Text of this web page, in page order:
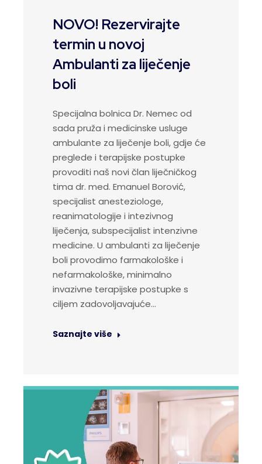
NOVO! Rezervirajte
termin u novoj
Ambulanti za liječenje
boli
Specijalna bolnica Dr. Nemec od
sada pruža i medicinske usluge
ambulante za liječenje boli, gdje će
preglede i terapijske postupke
provoditi naš novi član liječničkog
tima dr. med. Emanuel Borović,
specijalist anesteziologe,
reanimatologije i intezivnog
liječenja, subspecijalist intenzivne
medicine. U ambulanti za liječenje
boli provodimo farmakološke i
nefarmakološke, minimalno
invazivne terapijske postupke s
ciljem zadovoljavajuće…
Saznajte više